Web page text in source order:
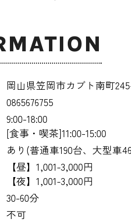
岡山県笠岡市カブト南町
0865676755
9:00-18:00
[食事・喫茶]11:00-15:00
あり(普通車190台、大型車
【昼】1,001-3,000円
【夜】1,001-3,000円
30-60分
不可